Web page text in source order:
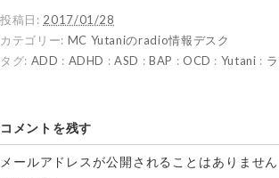
投稿日: 2017/01/28
カテゴリー: MC Yutaniのradio情報デスク
タグ: ADD : ADHD :ASD : BAP : OCD : Yutani :
コメントを残す
メールアドレスが公開されることはありません